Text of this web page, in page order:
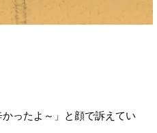
ったよ～」と顔で訴えてい